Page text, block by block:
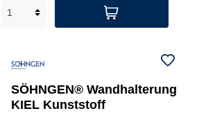
SÖHNGEN® Wandhalterung
KIEL Kunststoff